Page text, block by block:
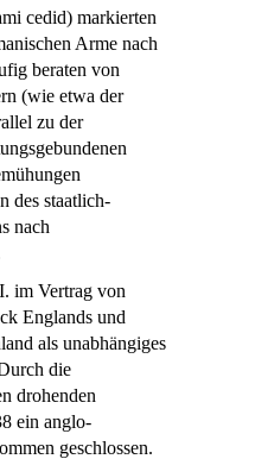
cedid) markierten
Arme nach
beraten von
(wie etwa der
zu der
des staatlich-
nach
im Vertrag von
Englands und
als unabhängiges
die
drohenden
ein anglo-
geschlossen.